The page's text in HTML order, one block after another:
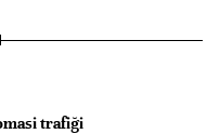
trafiği